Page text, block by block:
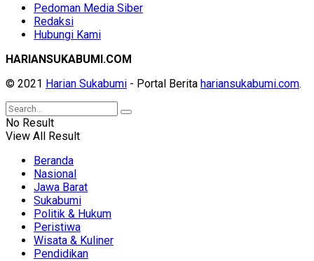
Pedoman Media Siber
Redaksi
Hubungi Kami
HARIANSUKABUMI.COM
© 2021 Harian Sukabumi - Portal Berita hariansukabumi.com.
No Result
View All Result
Beranda
Nasional
Jawa Barat
Sukabumi
Politik & Hukum
Peristiwa
Wisata & Kuliner
Pendidikan